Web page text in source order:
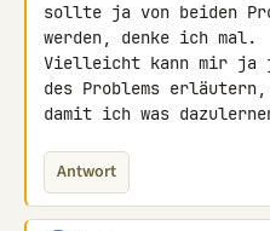
sollte ja von beiden
werden, denke ich mal.
Vielleicht kann mir ja
des Problems erläutern,
damit ich was
Antwort